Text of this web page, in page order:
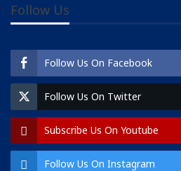
Follow Us
Follow Us On Facebook
Follow Us On Twitter
Subscribe Us On Youtube
Follow Us On Instagram